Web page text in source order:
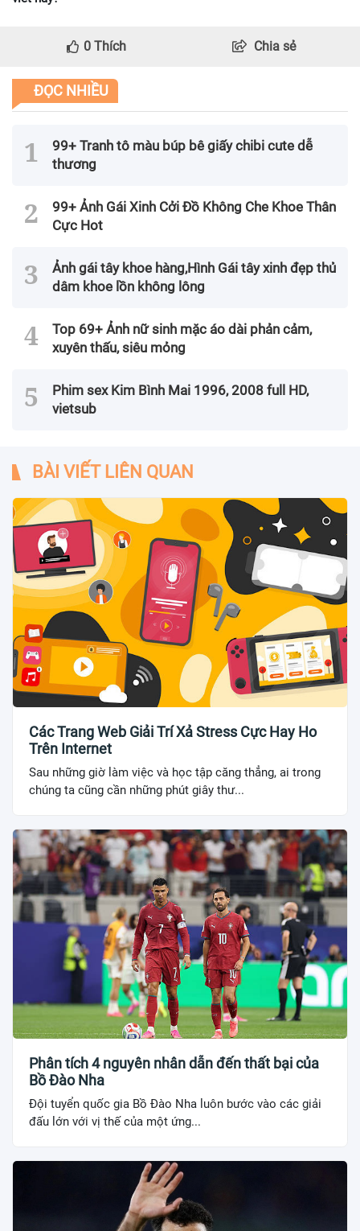
0 Thích Chia sẻ
ĐỌC NHIỀU
99+ Tranh tô màu búp bê giấy chibi cute dễ
thương
99+ Ảnh Gái Xinh Cởi Đồ Không Che Khoe Thân
Cực Hot
Ảnh gái tây khoe hàng,Hình Gái tây xinh đẹp thủ
dâm khoe lồn không lông
Top 69+ Ảnh nữ sinh mặc áo dài phản cảm,
xuyên thấu, siêu mỏng
Phim sex Kim Bình Mai 1996, 2008 full HD,
vietsub
BÀI VIẾT LIÊN QUAN
Các Trang Web Giải Trí Xả Stress Cực Hay Ho
Trên Internet
Sau những giờ làm việc và học tập căng thẳng, ai trong
chúng ta cũng cần những phút giây thư...
Phân tích 4 nguyên nhân dẫn đến thất bại của
Bồ Đào Nha
Đội tuyển quốc gia Bồ Đào Nha luôn bước vào các giải
đấu lớn với vị thế của một ứng...